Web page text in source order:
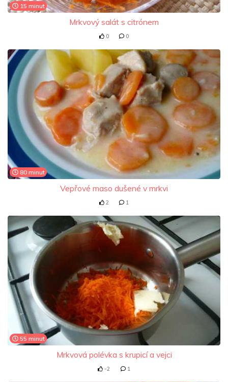
15 minut
Mrkvový salát s citrónem
0 0
80 minut
Vepřové maso dušené v mrkvi
2 1
55 minut
Mrkvová polévka s krupicí a vejci
-2 1